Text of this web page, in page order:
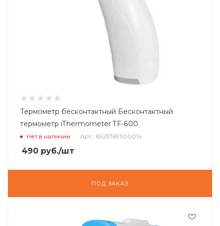
Термометр бесконтактный Бесконтактный
термометр iThermometer TF-600
Нет в наличии Арт.: 6925769300014
490 руб./шт
ПОД ЗАКАЗ